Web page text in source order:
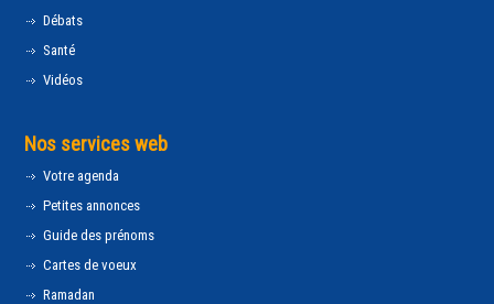
Débats
Santé
Vidéos
Nos services web
Votre agenda
Petites annonces
Guide des prénoms
Cartes de voeux
Ramadan